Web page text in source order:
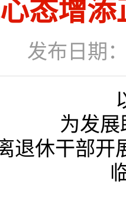
态增
发布日期
为发
退休干部开